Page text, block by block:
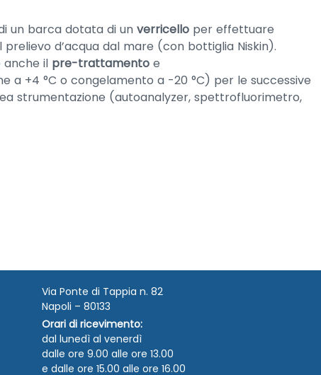
un barca dotata di un verricello per effettuare
prelievo d’acqua dal mare (con bottiglia Niskin).
il pre-trattamento e
a +4 °C o congelamento a -20 °C) per le successive
strumentazione (autoanalyzer, spettrofluorimetro,
Via Ponte di Tappia n. 82
Napoli – 80133
Orari di ricevimento:
dal lunedì al venerdì
dalle ore 9.00 alle ore 13.00
e dalle ore 15.00 alle ore 16.00